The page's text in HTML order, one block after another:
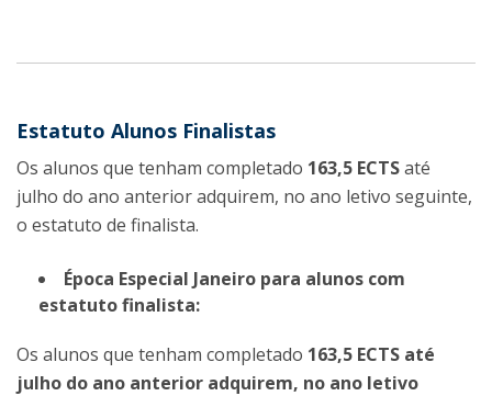
Estatuto Alunos Finalistas
Os alunos que tenham completado 163,5 ECTSaté
julho do ano anterior adquirem, no ano letivo seguinte,
o estatuto de finalista.
Época Especial Janeiro para alunos com
estatuto finalista:
Os alunos que tenham completado 163,5 ECTS até
julho do ano anterior adquirem, no ano letivo